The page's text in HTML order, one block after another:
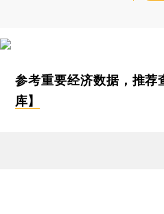
参考重要经济数据，推荐
库】